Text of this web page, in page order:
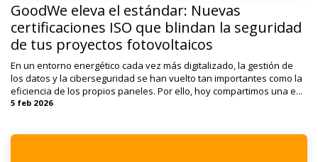
GoodWe eleva el estándar: Nuevas
certificaciones ISO que blindan la seguridad
de tus proyectos fotovoltaicos
En un entorno energético cada vez más digitalizado, la gestión de
los datos y la ciberseguridad se han vuelto tan importantes como la
eficiencia de los propios paneles. Por ello, hoy compartimos una e...
5 feb 2026